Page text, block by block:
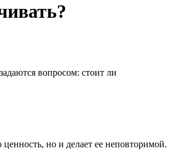
вопросом: стоит ли
ценность, но и делает ее неповторимой.